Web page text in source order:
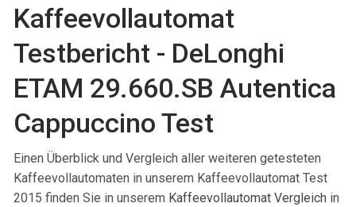
Kaffeevollautomat
Testbericht - DeLonghi
ETAM 29.660.SB Autentica
Cappuccino Test
Einen Überblick und Vergleich aller weiteren getesteten
Kaffeevollautomaten in unserem Kaffeevollautomat Test
2015 finden Sie in unserem Kaffeevollautomat Vergleich in